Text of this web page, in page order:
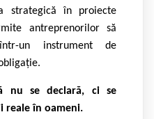
strategică în proiecte
antreprenorilor să
un instrument de
nu se declară, ci se
reale în oameni.